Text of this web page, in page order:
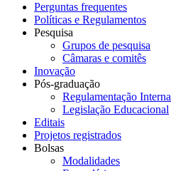
Perguntas frequentes
Políticas e Regulamentos
Pesquisa
Grupos de pesquisa
Câmaras e comitês
Inovação
Pós-graduação
Regulamentação Interna
Legislação Educacional
Editais
Projetos registrados
Bolsas
Modalidades